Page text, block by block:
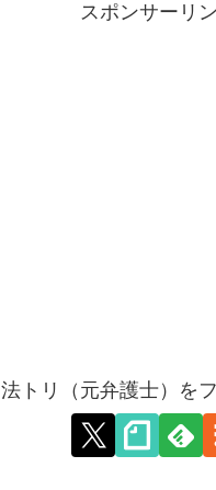
スポンサーリ
法トリ（元弁護士）を